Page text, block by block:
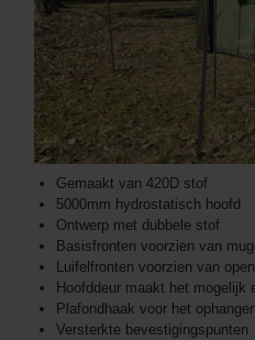
Gemaakt van 420D stof
5000mm hydrostatisch hoofd
Ontwerp met dubbele stof
Basisfronten voorzien van
Luifelfronten voorzien van
Hoofddeur maakt het mogelijk
Plafondhaak voor het
Versterkte bevestigingspunten